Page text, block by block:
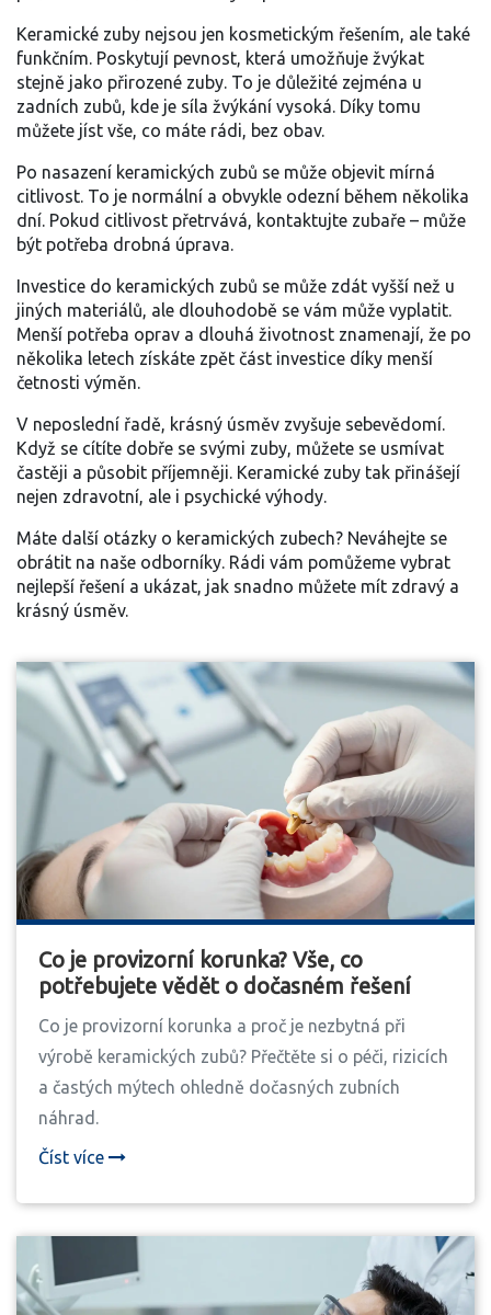
Keramické zuby nejsou jen kosmetickým řešením, ale také
funkčním. Poskytují pevnost, která umožňuje žvýkat
stejně jako přirozené zuby. To je důležité zejména u
zadních zubů, kde je síla žvýkání vysoká. Díky tomu
můžete jíst vše, co máte rádi, bez obav.
Po nasazení keramických zubů se může objevit mírná
citlivost. To je normální a obvykle odezní během několika
dní. Pokud citlivost přetrvává, kontaktujte zubaře – může
být potřeba drobná úprava.
Investice do keramických zubů se může zdát vyšší než u
jiných materiálů, ale dlouhodobě se vám může vyplatit.
Menší potřeba oprav a dlouhá životnost znamenají, že po
několika letech získáte zpět část investice díky menší
četnosti výměn.
V neposlední řadě, krásný úsměv zvyšuje sebevědomí.
Když se cítíte dobře se svými zuby, můžete se usmívat
častěji a působit příjemněji. Keramické zuby tak přinášejí
nejen zdravotní, ale i psychické výhody.
Máte další otázky o keramických zubech? Neváhejte se
obrátit na naše odborníky. Rádi vám pomůžeme vybrat
nejlepší řešení a ukázat, jak snadno můžete mít zdravý a
krásný úsměv.
Co je provizorní korunka? Vše, co
potřebujete vědět o dočasném řešení
Co je provizorní korunka a proč je nezbytná při
výrobě keramických zubů? Přečtěte si o péči, rizicích
a častých mýtech ohledně dočasných zubních
náhrad.
Číst více